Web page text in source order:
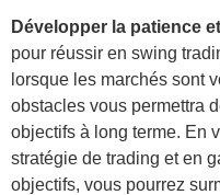
Développer la patience
pour réussir en swing
lorsque les marchés sont
obstacles vous permettra
objectifs à long terme. En
stratégie de trading et en
objectifs, vous pourrez